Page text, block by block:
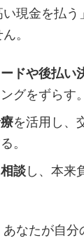
現金を払
。
ドや後払い
グをずらす。
を活用し、
。
談し、本来
なたが自